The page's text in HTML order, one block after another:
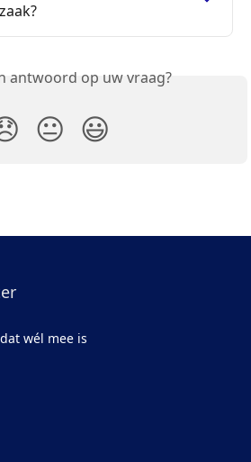
antwoord op uw vraag?
😐 😃
wél mee is